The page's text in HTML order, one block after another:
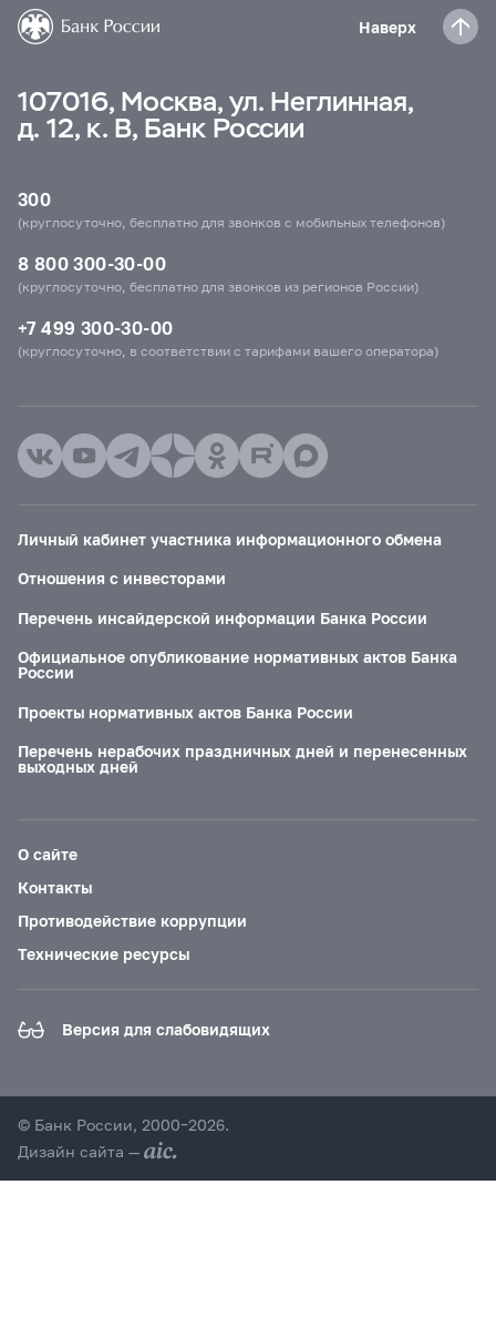
Наверх
107016, Москва, ул. Неглинная,
д. 12, к. В, Банк России
300
(круглосуточно, бесплатно для звонков с мобильных телефонов)
8 800 300-30-00
(круглосуточно, бесплатно для звонков из регионов России)
+7 499 300-30-00
(круглосуточно, в соответствии с тарифами вашего оператора)
Личный кабинет участника информационного обмена
Отношения с инвесторами
Перечень инсайдерской информации Банка России
Официальное опубликование нормативных актов Банка
России
Проекты нормативных актов Банка России
Перечень нерабочих праздничных дней и перенесенных
выходных дней
О сайте
Контакты
Противодействие коррупции
Технические ресурсы
Версия для слабовидящих
© Банк России, 2000–2026.
Дизайн сайта —